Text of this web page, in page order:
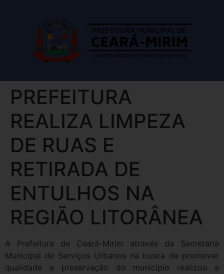
PREFEITURA
REALIZA LIMPEZA
DE RUAS E
RETIRADA DE
ENTULHOS NA
REGIÃO LITORÂNEA
A Prefeitura de Ceará-Mirim através da Secretaria
Municipal de Serviços Urbanos na busca de promover
qualidade e preservação do município realizou a